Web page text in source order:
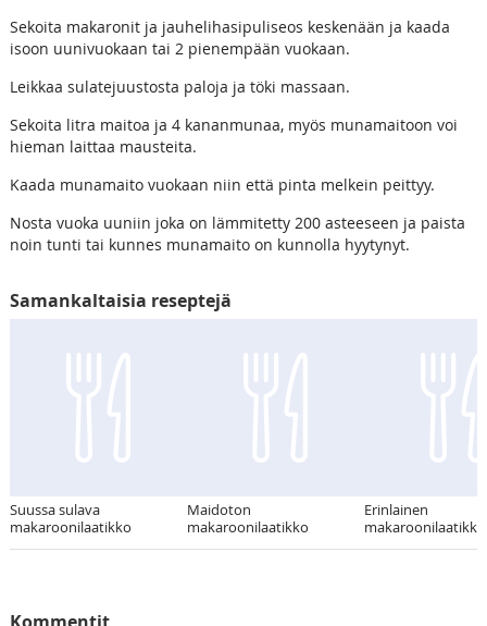
Sekoita makaronit ja jauhelihasipuliseos keskenään ja kaada
isoon uunivuokaan tai 2 pienempään vuokaan.
Leikkaa sulatejuustosta paloja ja töki massaan.
Sekoita litra maitoa ja 4 kananmunaa, myös munamaitoon voi
hieman laittaa mausteita.
Kaada munamaito vuokaan niin että pinta melkein peittyy.
Nosta vuoka uuniin joka on lämmitetty 200 asteeseen ja paista
noin tunti tai kunnes munamaito on kunnolla hyytynyt.
Samankaltaisia reseptejä
Suussa sulava
makaroonilaatikko
Maidoton
makaroonilaatikko
Erinlainen
makaroonilaatikko